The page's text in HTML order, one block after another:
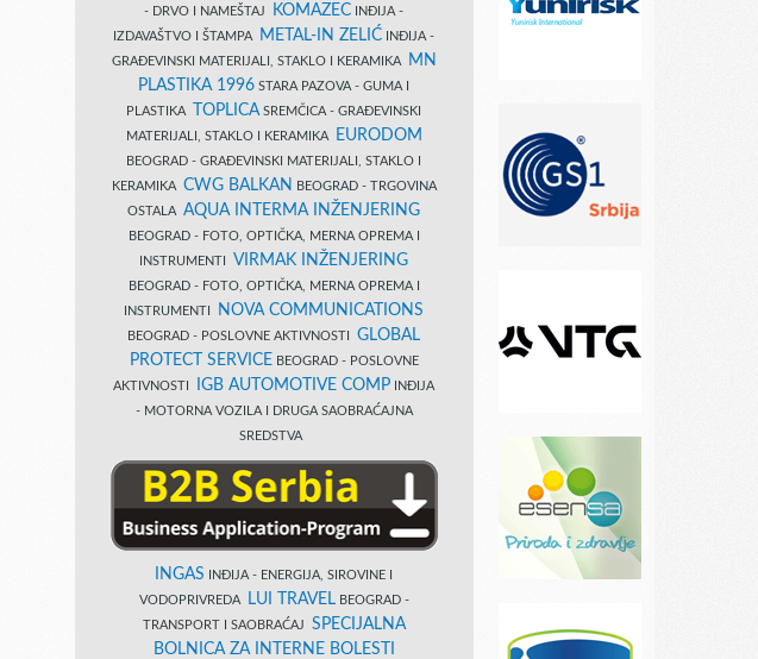
- DRVO I NAMEŠTAJ
KOMAZEC INĐIJA -
IZDAVAŠTVO I ŠTAMPA
METAL-IN ZELIĆ INĐIJA -
GRAĐEVINSKI MATERIJALI, STAKLO I KERAMIKA
MN
PLASTIKA 1996 STARA PAZOVA - GUMA I
PLASTIKA
TOPLICA SREMČICA - GRAĐEVINSKI
MATERIJALI, STAKLO I KERAMIKA
EURODOM
BEOGRAD - GRAĐEVINSKI MATERIJALI, STAKLO I
KERAMIKA CWG BALKAN
BEOGRAD - TRGOVINA
OSTALA AQUA INTERMA INŽENJERING
BEOGRAD - FOTO, OPTIČKA, MERNA OPREMA I
INSTRUMENTI VIRMAK INŽENJERING
BEOGRAD - FOTO, OPTIČKA, MERNA OPREMA I
INSTRUMENTI
NOVA COMMUNICATIONS
BEOGRAD - POSLOVNE AKTIVNOSTI GLOBAL
PROTECT SERVICE BEOGRAD - POSLOVNE
AKTIVNOSTI
IGB AUTOMOTIVE COMP INĐIJA
- MOTORNA VOZILA I DRUGA SAOBRAĆAJNA
SREDSTVA
INGAS INĐIJA - ENERGIJA, SIROVINE I
VODOPRIVREDA
LUI TRAVELBEOGRAD -
TRANSPORT I SAOBRAĆAJ SPECIJALNA
BOLNICA ZA INTERNE BOLESTI